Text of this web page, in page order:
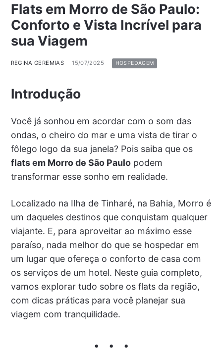
Flats em Morro de São Paulo:
Conforto e Vista Incrível para
sua Viagem
REGINA GEREMIAS 15/07/2025 HOSPEDAGEM
Introdução
Você já sonhou em acordar com o som das
ondas, o cheiro do mar e uma vista de tirar o
fôlego logo da sua janela? Pois saiba que os
flats em Morro de São Paulopodem
transformar esse sonho em realidade.
Localizado na Ilha de Tinharé, na Bahia, Morro é
um daqueles destinos que conquistam qualquer
viajante. E, para aproveitar ao máximo esse
paraíso, nada melhor do que se hospedar em
um lugar que ofereça o conforto de casa com
os serviços de um hotel. Neste guia completo,
vamos explorar tudo sobre os flats da região,
com dicas práticas para você planejar sua
viagem com tranquilidade.